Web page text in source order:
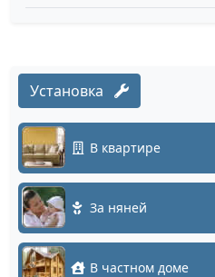
Установка
В квартире
За няней
В частном доме